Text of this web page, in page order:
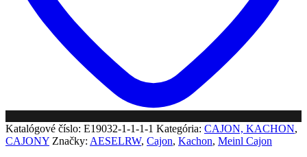
Katalógové číslo: E19032-1-1-1-1 Kategória: CAJON, KACHON,
CAJONY Značky: AESELRW, Cajon, Kachon, Meinl Cajon